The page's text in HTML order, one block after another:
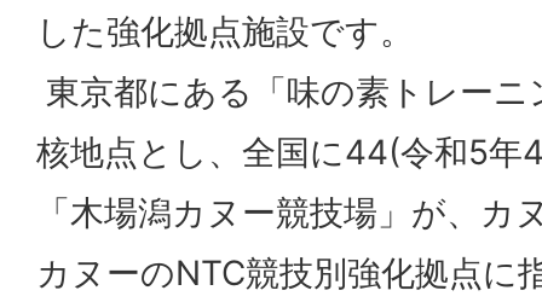
した強化拠点施設です。
東京都にある「味の素トレー
核地点とし、全国に44(令和5年
「木場潟カヌー競技場」が、
カヌーのNTC競技別強化拠点に